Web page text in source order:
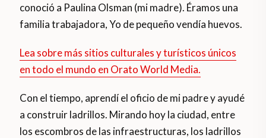
conoció a Paulina Olsman (mi madre). Éramos una
familia trabajadora, Yo de pequeño vendía huevos.
Lea sobre más sitios culturales y turísticos únicos
en todo el mundo en Orato World Media.
Con el tiempo, aprendí el oficio de mi padre y ayudé
a construir ladrillos. Mirando hoy la ciudad, entre
los escombros de las infraestructuras, los ladrillos